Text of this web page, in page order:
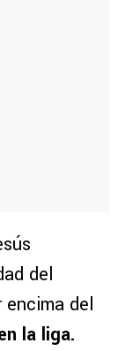
del
del
la liga.